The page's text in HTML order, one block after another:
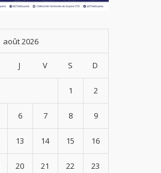
août 2026
J V S D
1 2
6 7 8 9
13 14 15 16
20 21 22 23